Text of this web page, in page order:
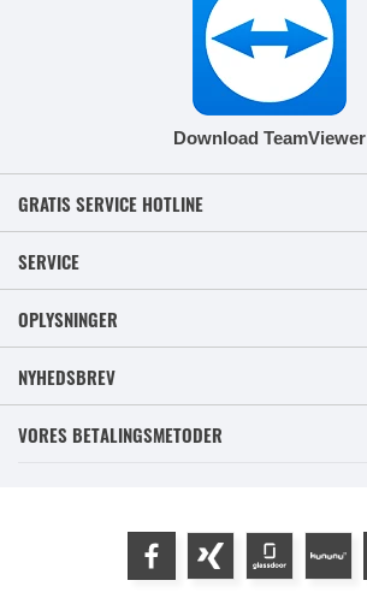
Download TeamViewer
GRATIS SERVICE HOTLINE
SERVICE
OPLYSNINGER
NYHEDSBREV
VORES BETALINGSMETODER